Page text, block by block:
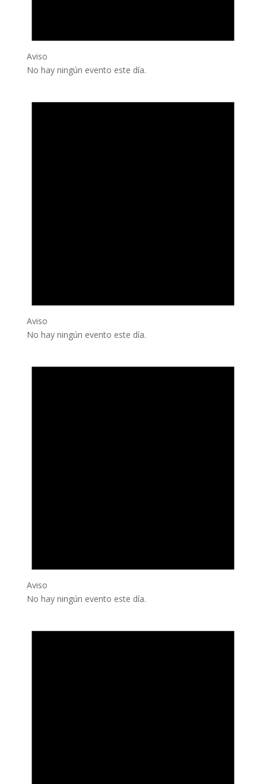
Aviso
No hay ningún evento este día.
Aviso
No hay ningún evento este día.
Aviso
No hay ningún evento este día.